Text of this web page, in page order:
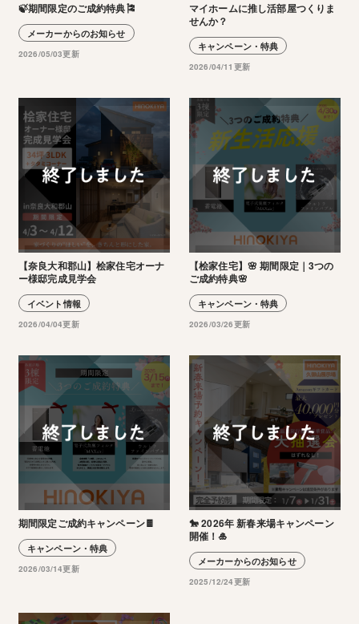
🍃期間限定のご成約特典🎏
メーカーからのお知らせ
2026/05/03更新
マイホームに推し活部屋つくりま
せんか？
キャンペーン・特典
2026/04/11更新
【奈良大和郡山】桧家住宅オーナ
ー様邸完成見学会
イベント情報
2026/04/04更新
【桧家住宅】🌸 期間限定｜3つの
ご成約特典🌸
キャンペーン・特典
2026/03/26更新
期間限定ご成約キャンペーン🍫
キャンペーン・特典
2026/03/14更新
🐎 2026年 新春来場キャンペーン
開催！🎍
メーカーからのお知らせ
2025/12/24更新